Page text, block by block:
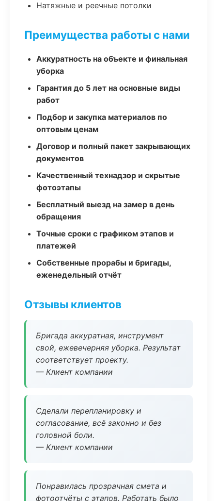
Натяжные и реечные потолки
Преимущества работы с нами
Аккуратность на объекте и финальная
уборка
Гарантия до 5 лет на основные виды
работ
Подбор и закупка материалов по
оптовым ценам
Договор и полный пакет закрывающих
документов
Качественный технадзор и скрытые
фотоэтапы
Бесплатный выезд на замер в день
обращения
Точные сроки с графиком этапов и
платежей
Собственные прорабы и бригады,
еженедельный отчёт
Отзывы клиентов
Бригада аккуратная, инструмент
свой, ежевечерняя уборка. Результат
соответствует проекту.
— Клиент компании
Сделали перепланировку и
согласование, всё законно и без
головной боли.
— Клиент компании
Понравилась прозрачная смета и
фотоотчёты с этапов. Работать было